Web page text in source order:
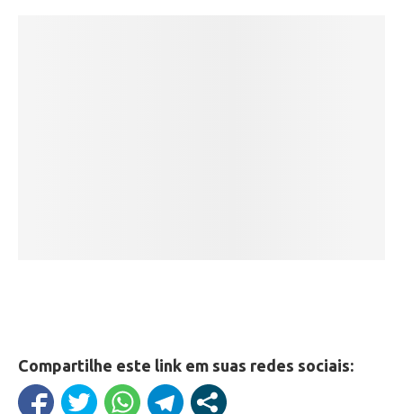
Compartilhe este link em suas redes sociais: